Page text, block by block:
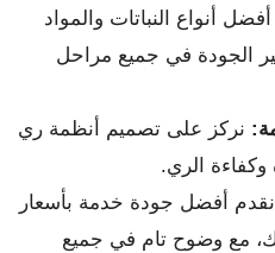
أنواع النباتات والمواد
الجودة في جميع مراحل
نركز على تصميم أنظمة ري
وكفاءة الري.
نقدم أفضل جودة خدمة بأسعار
مع وضوح تام في جميع